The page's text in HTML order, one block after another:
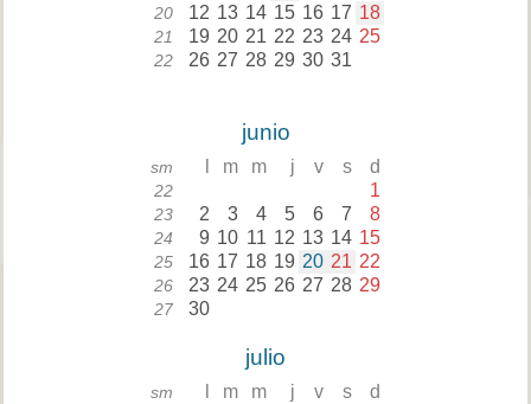
20 12 13 14 15 16 17 18
21 19 20 21 22 23 24 25
22 26 27 28 29 30 31
junio
sm m m j v s d
22 1
23 2 3 4 5 6 7 8
24 9 10 11 12 13 14 15
25 16 17 18 19 20 21 22
26 23 24 25 26 27 28 29
27 30
julio
sm m m j v s d